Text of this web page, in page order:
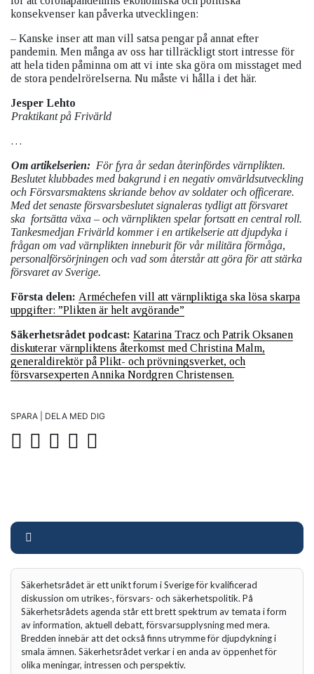
konsekvenser kan påverka utvecklingen:
– Kanske inser att man vill satsa pengar på annat efter
pandemin. Men många av oss har tillräckligt stort intresse för
att hela tiden påminna om att vi inte ska göra om misstaget med
de stora pendelrörelserna. Nu måste vi hålla i det här.
Jesper Lehto
Praktikant på Frivärld
…
Om artikelserien: För fyra år sedan återinfördes värnplikten.
Beslutet klubbades med bakgrund i en negativ omvärldsutveckling
och Försvarsmaktens skriande behov av soldater och officerare.
Med det senaste försvarsbeslutet signaleras tydligt att försvaret
ska fortsätta växa – och värnplikten spelar fortsatt en central roll.
Tankesmedjan Frivärld kommer i en artikelserie att djupdyka i
frågan om vad värnplikten inneburit för vår militära förmåga,
personalförsörjningen och vad som återstår att göra för att stärka
försvaret av Sverige.
Första delen: Arméchefen vill att värnpliktiga ska lösa skarpa
uppgifter: ”Plikten är helt avgörande”
Säkerhetsrådet podcast: Katarina Tracz och Patrik Oksanen
diskuterar värnpliktens återkomst med Christina Malm,
generaldirektör på Plikt- och prövningsverket, och
försvarsexperten Annika Nordgren Christensen.
SPARA | DELA MED DIG
Säkerhetsrådet är ett unikt forum i Sverige för kvalificerad
diskussion om utrikes-, försvars- och säkerhetspolitik. På
Säkerhetsrådets agenda står ett brett spektrum av temata i form
av information, aktuell debatt, försvarsupplysning med mera.
Bredden innebär att det också finns utrymme för djupdykning i
smala ämnen. Säkerhetsrådet verkar i en anda av öppenhet för
olika meningar, intressen och perspektiv.